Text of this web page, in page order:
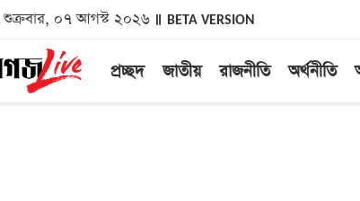
শুক্রবার, ০৭ আগস্ট ২০২৬ BETA VERSION
প্রচ্ছদ জাতীয় রাজনীতি অর্থনীতি